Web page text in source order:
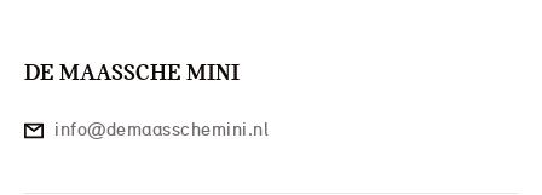
DE MAASSCHE MINI
info@demaasschemini.nl